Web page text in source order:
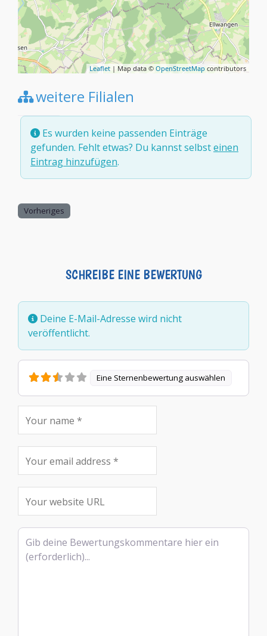
Leaflet | Map data © OpenStreetMap contributors
weitere Filialen
Es wurden keine passenden Einträge
gefunden. Fehlt etwas? Du kannst selbsteinen
Eintrag hinzufügen.
Vorheriges
SCHREIBE EINE BEWERTUNG
Deine E-Mail-Adresse wird nicht
veröffentlicht.
Eine Sternenbewertung auswählen
Rezensionstext